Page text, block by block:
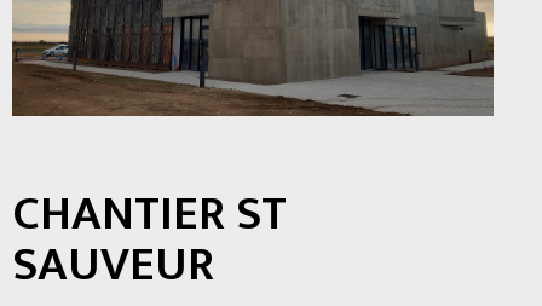
CHANTIER ST
SAUVEUR